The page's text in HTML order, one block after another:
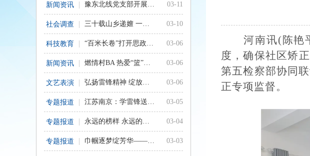
新闻资讯 豫东北线党支部开展“学雷锋·悟初心·践行动”主题党日活动 03-11
社会调查 三十载山乡递嬗 一肩风雨续初心——再访内乡县板场乡乡村振兴一线 03-10
科技教育 “百米长卷”打开思政教育新范式——郑州经济技术开发区八一中学开展第一课主题教育活动 03-06
新闻资讯 燃情村BA 热爱“篮”不住 03-06
文艺表演 弘扬雷锋精神 绽放时代光彩 03-06
专题报道 江苏南京：学雷锋送健康 义诊服务暖民心 03-05
专题报道 永远的榜样 永远的怀念——南京编辑部开展“行走雷锋路”主题活动 03-04
专题报道 巾帼逐梦绽芳华——记隆林各族自治县女性驻村工作队员风采录 03-03
河南讯(陈艳
度，确保社区矫
第五检察部协同
正专项监督。